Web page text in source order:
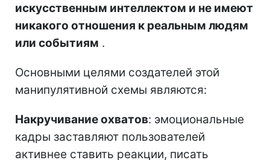
искусственным интеллектом и не имеют
никакого отношения к реальным людям
или событиям .
Основными целями создателей этой
манипулятивной схемы являются:
Накручивание охватов: эмоциональные
кадры заставляют пользователей
активнее ставить реакции, писать